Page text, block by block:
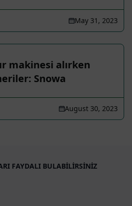
May 31, 2023
makinesi alırken
Snowa
August 30, 2023
FAYDALI BULABILIRSINIZ